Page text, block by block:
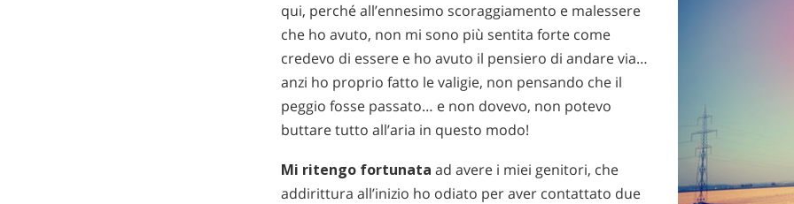
qui, perché all’ennesimo scoraggiamento e malessere
che ho avuto, non mi sono più sentita forte come
credevo di essere e ho avuto il pensiero di andare via…
anzi ho proprio fatto le valigie, non pensando che il
peggio fosse passato… e non dovevo, non potevo
buttare tutto all’aria in questo modo!
Mi ritengo fortunata ad avere i miei genitori, che
addirittura all’inizio ho odiato per aver contattato due